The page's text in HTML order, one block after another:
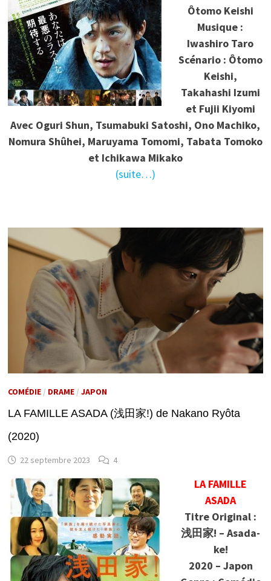
Ôtomo Keishi
Musique :
Iwashiro Taro
Scénario : Ôtomo
Keishi,
Takahashi Izumi
et Fujii Kiyomi
Avec Oguri Shun, Tsumabuki Satoshi, Ono Machiko,
Nomura Shûhei, Maruyama Tomomi, Tabata Tomoko
et Ichikawa Mikako
(suite…)
COMÉDIE/ DRAME/ JAPON
LA FAMILLE ASADA (浅田家!) de Nakano Ryôta
(2020)
22 septembre 2023 4
LA FAMILLE
ASADA
Titre Original :
浅田家! – Asada-
ke!
2020 – Japon